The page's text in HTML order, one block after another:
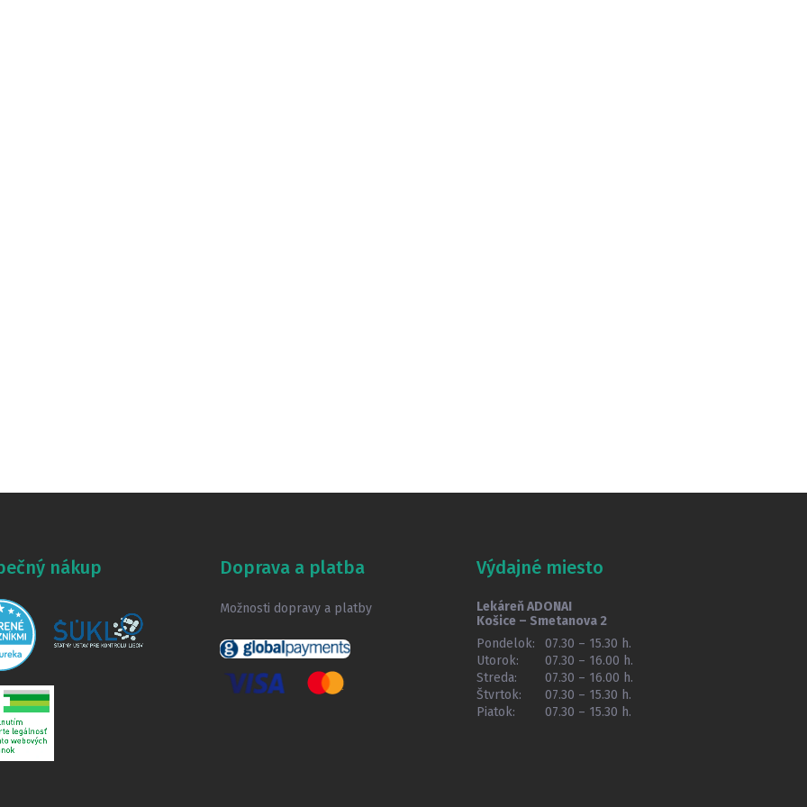
nákup Doprava a platba
Možnosti dopravy a platby
Výdajné miesto
Lekáreň ADONAI
Košice – Smetanova 2
Pondelok:
07.30 – 15.30 h.
Utorok:
07.30 – 16.00 h.
Streda:
07.30 – 16.00 h.
Štvrtok:
07.30 – 15.30 h.
Piatok:
07.30 – 15.30 h.